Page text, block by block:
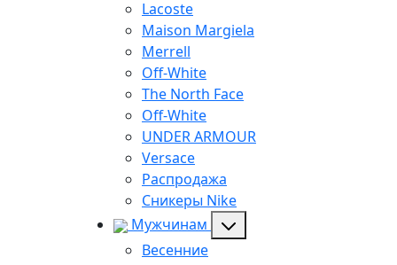
Lacoste
Maison Margiela
Merrell
Off-White
The North Face
Off-White
UNDER ARMOUR
Versace
Распродажа
Сникеры Nike
Мужчинам
Весенние